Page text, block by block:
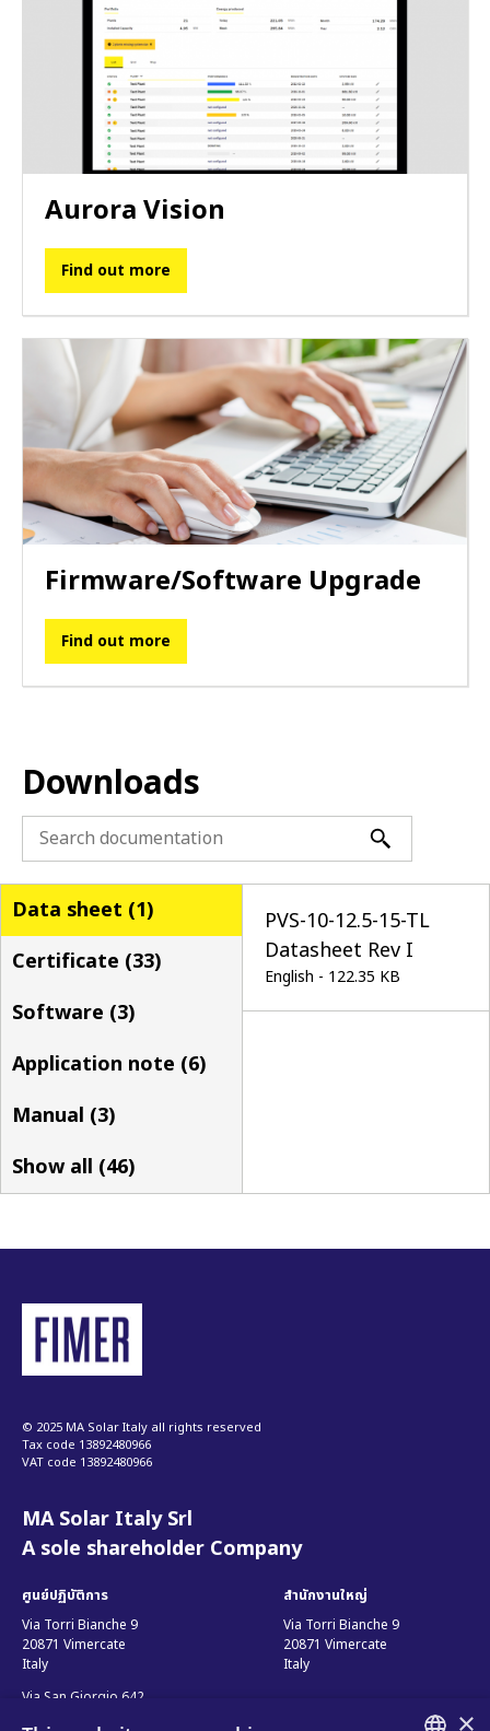
Aurora Vision
Find out more
Firmware/Software Upgrade
Find out more
Downloads
Data sheet (1)
Certificate (33)
Software (3)
Application note (6)
Manual (3)
Show all (46)
PVS-10-12.5-15-TL
Datasheet Rev I
English - 122.35 KB
© 2025 MA Solar Italy all rights reserved
Tax code 13892480966
VAT code 13892480966
MA Solar Italy Srl
A sole shareholder Company
ศูนย์ปฏิบัติการ
Via Torri Bianche 9
20871 Vimercate
Italy
Via San Giorgio 642
สำนักงานใหญ่
Via Torri Bianche 9
20871 Vimercate
Italy
×